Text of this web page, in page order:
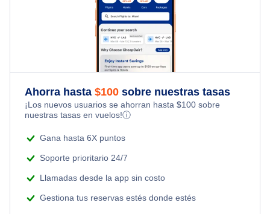
Ahorra hasta $100 sobre nuestras tasas
¡Los nuevos usuarios se ahorran hasta $100 sobre
nuestras tasas en vuelos!ⓘ
Gana hasta 6X puntos
Soporte prioritario 24/7
Llamadas desde la app sin costo
Gestiona tus reservas estés donde estés